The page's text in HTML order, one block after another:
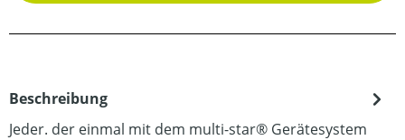
Beschreibung
Jeder. der einmal mit dem multi-star® Gerätesystem